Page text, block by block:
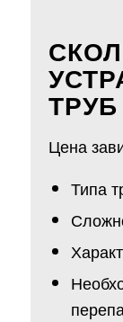
Цена
Типа